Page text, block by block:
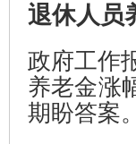
退休人员
政府工作
养老金涨
期盼答案。